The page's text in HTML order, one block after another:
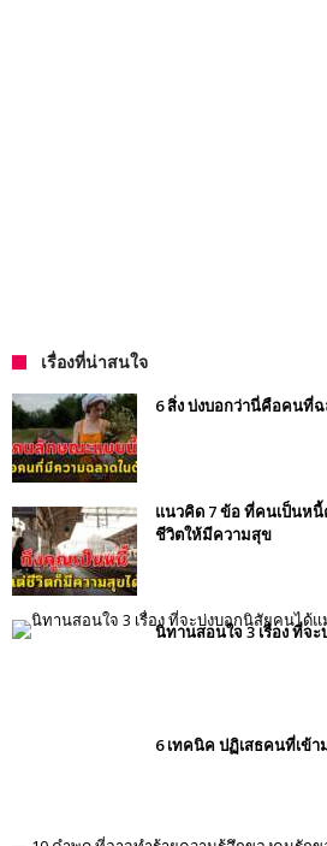
เรื่องที่น่าสนใจ
6 สิ่ง บ่งบอกว่านี่คือคนที่
แนวคิด 7 ข้อ ที่คนเป็นหนี้
ชีวิตให้มีความสุข
นิทานสอนใจ 3 เรื่อง ที่จ
6 เทคนิค ปฏิเสธคนที่เข้า